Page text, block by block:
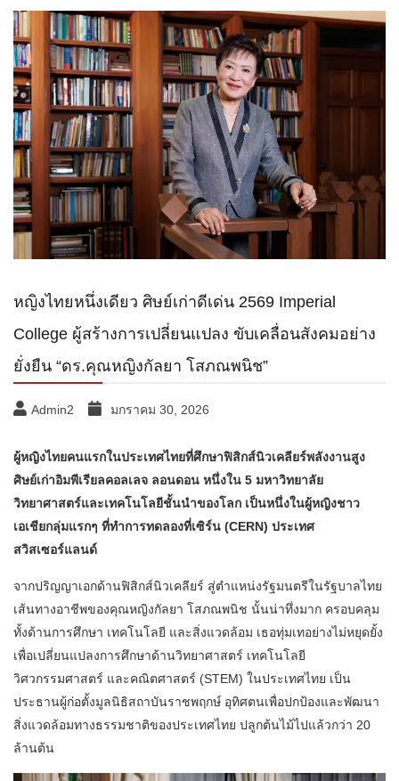
หญิงไทยหนึ่งเดียว ศิษย์เก่าดีเด่น 2569 Imperial
College ผู้สร้างการเปลี่ยนแปลง ขับเคลื่อนสังคมอย่าง
ยั่งยืน “ดร.คุณหญิงกัลยา โสภณพนิช”
Admin2 มกราคม 30, 2026
ผู้หญิงไทยคนแรกในประเทศไทยที่ศึกษาฟิสิกส์นิวเคลียร์พลังงานสูง
ศิษย์เก่าอิมพีเรียลคอลเลจ ลอนดอน หนึ่งใน 5 มหาวิทยาลัย
วิทยาศาสตร์และเทคโนโลยีชั้นนำของโลก เป็นหนึ่งในผู้หญิงชาว
เอเชียกลุ่มแรกๆ ที่ทำการทดลองที่เซิร์น (CERN) ประเทศ
สวิสเซอร์แลนด์
จากปริญญาเอกด้านฟิสิกส์นิวเคลียร์ สู่ตำแหน่งรัฐมนตรีในรัฐบาลไทย
เส้นทางอาชีพของคุณหญิงกัลยา โสภณพนิช นั้นน่าทึ่งมาก ครอบคลุม
ทั้งด้านการศึกษา เทคโนโลยี และสิ่งแวดล้อม เธอทุ่มเทอย่างไม่หยุดยั้ง
เพื่อเปลี่ยนแปลงการศึกษาด้านวิทยาศาสตร์ เทคโนโลยี
วิศวกรรมศาสตร์ และคณิตศาสตร์ (STEM) ในประเทศไทย เป็น
ประธานผู้ก่อตั้งมูลนิธิสถาบันราชพฤกษ์ อุทิศตนเพื่อปกป้องและพัฒนา
สิ่งแวดล้อมทางธรรมชาติของประเทศไทย ปลูกต้นไม้ไปแล้วกว่า 20
ล้านต้น